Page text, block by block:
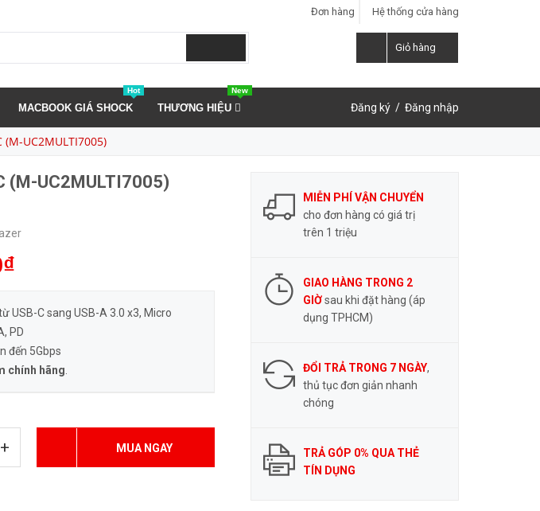
Hệ thống cửa hàng
Đơn hàng
Giỏ hàng
MACBOOK GIÁ SHOCK
Hot
THƯƠNG HIỆU
New
Đăng ký / Đăng nhập
UC2MULTI7005)
(M-UC2MULTI7005)
USB-C sang USB-A 3.0 x3, Micro
PD
đến 5Gbps
chính hãng
+ MUA NGAY
LIÊN HỆ ĐẶT HÀNG
0937.859.591
MIỄN PHÍ VẬN CHUYỂN
cho đơn hàng có giá trị
trên 1 triệu
GIAO HÀNG TRONG 2
GIỜsau khi đặt hàng (áp
dụng TPHCM)
ĐỔI TRẢ TRONG 7 NGÀY,
thủ tục đơn giản nhanh
chóng
TRẢ GÓP 0% QUA THẺ
TÍN DỤNG